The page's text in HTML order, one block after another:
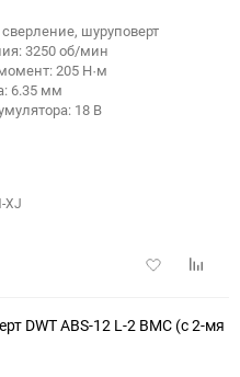
шуруповерт
3250 об/мин
205 Н·м
6.35 мм
18 В
XJ
Добавить
DWT ABS-12 L-2 BMC (с 2-мя